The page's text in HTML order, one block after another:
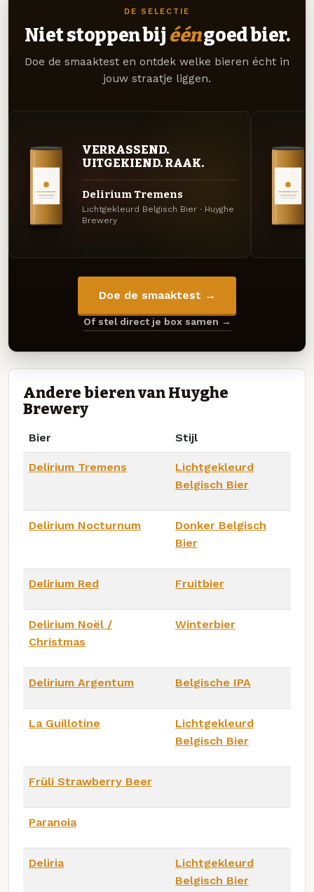
DE SELECTIE
Niet stoppen bij ééngoed bier.
Doe de smaaktest en ontdek welke bieren écht in
jouw straatje liggen.
VERRASSEND.
UITGEKIEND. RAAK.
Delirium Tremens
Lichtgekleurd Belgisch Bier · Huyghe
Brewery
Doe de smaaktest →
Of stel direct je box samen →
Andere bieren van Huyghe
Brewery
Bier Stijl
Delirium Tremens
Lichtgekleurd
Belgisch Bier
Delirium Nocturnum
Donker Belgisch
Bier
Delirium Red Fruitbier
Delirium Noël /
Christmas
Winterbier
Delirium Argentum Belgische IPA
La Guillotine
Lichtgekleurd
Belgisch Bier
Früli Strawberry Beer
Paranoia
Deliria
Lichtgekleurd
Belgisch Bier